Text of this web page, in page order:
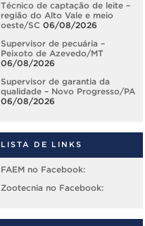
Técnico de captação de leite –
região do Alto Vale e meio
oeste/SC 06/08/2026
Supervisor de pecuária –
Peixoto de Azevedo/MT
06/08/2026
Supervisor de garantia da
qualidade – Novo Progresso/PA
06/08/2026
LISTA DE LINKS
FAEM no Facebook:
Zootecnia no Facebook: